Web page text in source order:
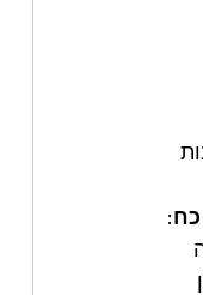
כח: